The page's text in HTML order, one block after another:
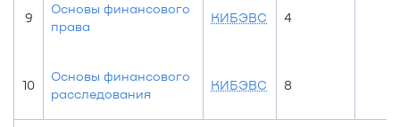
9
Основы финансового
права
КИБЭВС 4
10
Основы финансового
расследования
КИБЭВС 8